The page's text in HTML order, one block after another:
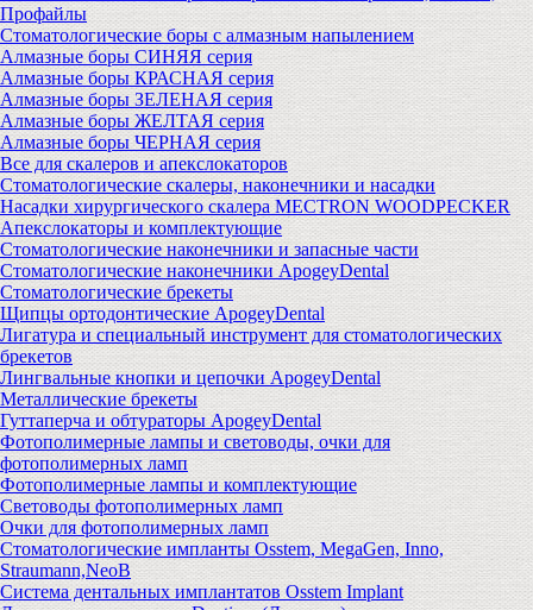
Профайлы
Стоматологические боры с алмазным напылением
Алмазные боры СИНЯЯ серия
Алмазные боры КРАСНАЯ серия
Алмазные боры ЗЕЛЕНАЯ серия
Алмазные боры ЖЕЛТАЯ серия
Алмазные боры ЧЕРНАЯ серия
Все для скалеров и апекслокаторов
Стоматологические скалеры, наконечники и насадки
Насадки хирургического скалера MECTRON WOODPECKER
Апекслокаторы и комплектующие
Стоматологические наконечники и запасные части
Стоматологические наконечники ApogeyDental
Стоматологические брекеты
Щипцы ортодонтические ApogeyDental
Лигатура и специальный инструмент для стоматологических
брекетов
Лингвальные кнопки и цепочки ApogeyDental
Металлические брекеты
Гуттаперча и обтураторы ApogeyDental
Фотополимерные лампы и световоды, очки для
фотополимерных ламп
Фотополимерные лампы и комплектующие
Световоды фотополимерных ламп
Очки для фотополимерных ламп
Стоматологические импланты Osstem, MegaGen, Inno,
Straumann,NeoB
Система дентальных имплантатов Osstem Implant